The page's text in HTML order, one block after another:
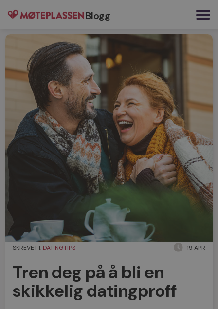
Blogg
SKREVET I: DATINGTIPS 19 APR
Tren deg på å bli en
skikkelig datingproff